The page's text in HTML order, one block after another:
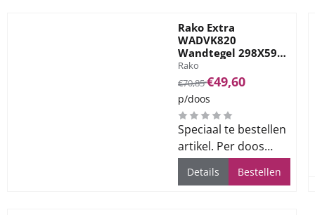
Rako Extra
WADVK820
Wandtegel 298X598
Ivory 8mm Mat
Merk:
Rako
Van 70,85 voor 49,60
€70,85€49,60
p/doos
Speciaal te bestellen
artikel. Per doos
1.44m2. Levertijd ca.
3 weken.
Details Bestellen